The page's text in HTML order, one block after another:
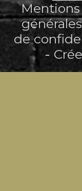
Mentions
de